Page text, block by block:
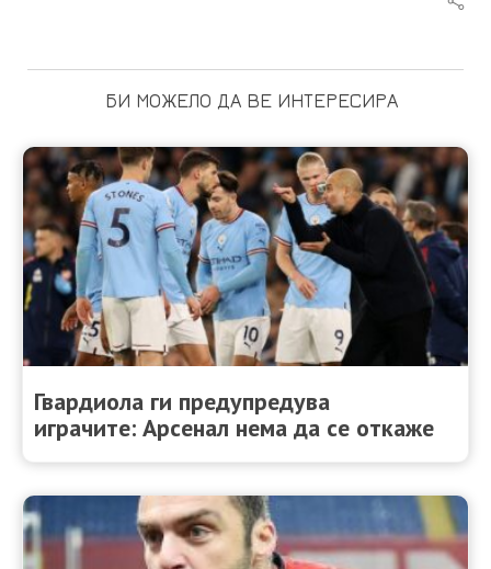
БИ МОЖЕЛО ДА ВЕ ИНТЕРЕСИРА
Гвардиола ги предупредува
играчите: Арсенал нема да се откаже